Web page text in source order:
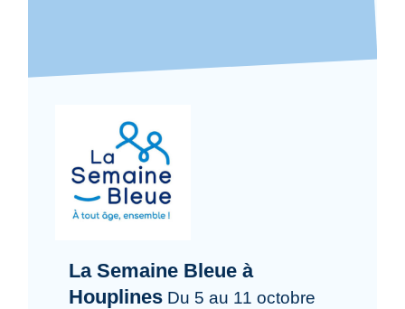
La Semaine Bleue à
Houplines Du 5 au 11 octobre